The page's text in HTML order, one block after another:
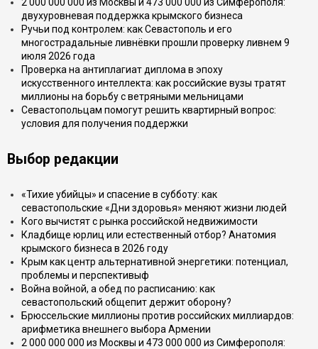
двухуровневая поддержка крымского бизнеса
Ручьи под контролем: как Севастополь и его
многострадальные ливнёвки прошли проверку ливнем 9
июля 2026 года
Проверка на антиплагиат диплома в эпоху
искусственного интеллекта: как российские вузы тратят
миллионы на борьбу с ветряными мельницами
Севастопольцам помогут решить квартирный вопрос:
условия для получения поддержки
Выбор редакции
«Тихие убийцы» и спасение в субботу: как
севастопольские «Дни здоровья» меняют жизни людей
Кого вычистят с рынка российской недвижимости
Кладбище юрлиц или естественный отбор? Анатомия
крымского бизнеса в 2026 году
Крым как центр альтернативной энергетики: потенциал,
проблемы и перспективыф
Война войной, а обед по расписанию: как
севастопольский общепит держит оборону?
Брюссельские миллионы против российских миллиардов:
арифметика внешнего выбора Армении
2 000 000 000 из Москвы и 473 000 000 из Симферополя: